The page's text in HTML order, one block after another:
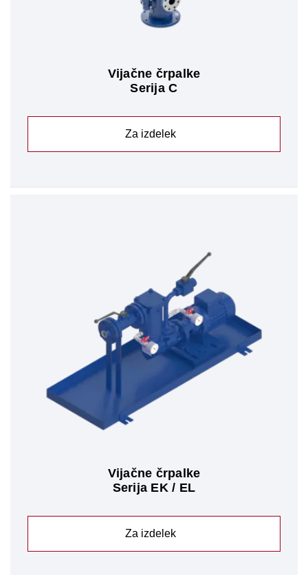
Vijačne črpalke
Serija C
Za izdelek
Vijačne črpalke
Serija EK / EL
Za izdelek